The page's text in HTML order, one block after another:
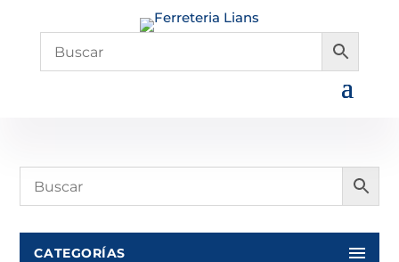
CATEGORÍAS